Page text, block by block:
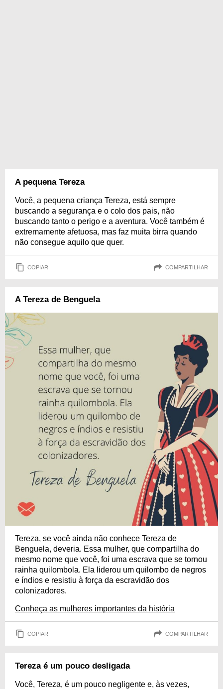
A pequena Tereza
Você, a pequena criança Tereza, está sempre
buscando a segurança e o colo dos pais, não
buscando tanto o perigo e a aventura. Você também é
extremamente afetuosa, mas faz muita birra quando
não consegue aquilo que quer.
COPIAR COMPARTILHAR
A Tereza de Benguela
Tereza, se você ainda não conhece Tereza de
Benguela, deveria. Essa mulher, que compartilha do
mesmo nome que você, foi uma escrava que se tornou
rainha quilombola. Ela liderou um quilombo de negros
e índios e resistiu à força da escravidão dos
colonizadores.
Conheça as mulheres importantes da história
COPIAR COMPARTILHAR
Tereza é um pouco desligada
Você, Tereza, é um pouco negligente e, às vezes,